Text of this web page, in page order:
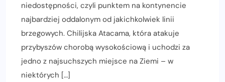
niedostępności, czyli punktem na kontynencie
najbardziej oddalonym od jakichkolwiek linii
brzegowych. Chilijska Atacama, która atakuje
przybyszów chorobą wysokościową i uchodzi za
jedno z najsuchszych miejsce na Ziemi – w
niektórych […]